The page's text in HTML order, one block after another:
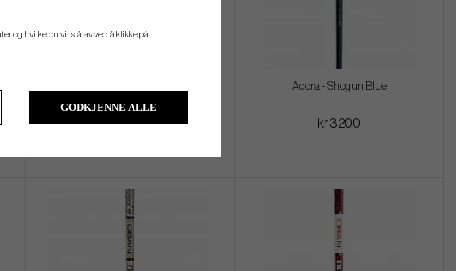
kr 3 200
Accra - Shogun Blue
kr 3 200
og hvilke du vil slå av ved å klikke på
GODKJENNE ALLE